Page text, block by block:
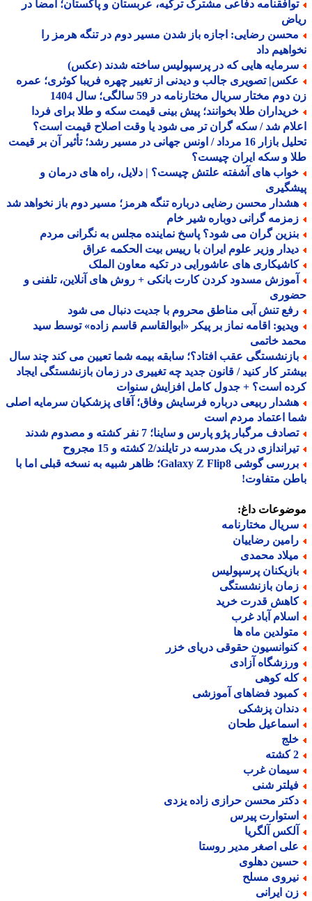
دفاعی مشترک ترکیه، عربستان و پاکستان؛ امضا در
رضایی: اجازه باز شدن مسیر دوم در تنگه هرمز را
داد
هایی که در پرسپولیس ساخته شدند (عکس)
تصویری جالب و دیدنی از تغییر چهره فریبا کوثری؛ عمره
مختار سریال مختارنامه در 59 سالگی؛ سال 1404
طلا بخوانند؛ پیش بینی قیمت سکه و طلا برای فردا
شد / سکه گران تر می شود یا وقت اصلاح قیمت است؟
تحلیل بازار 16 مرداد / اونس جهانی در مسیر رشد؛ تأثیر آن بر قیمت
و سکه ایران چیست؟
های آشفته علتش چیست؟ | دلایل، راه های درمان و
محسن رضایی درباره تنگه هرمز؛ مسیر دوم باز نخواهد شد
گرانی دوباره شیر خام
گران می شود؟ پاسخ نماینده مجلس به نگرانی مردم
وزیر علوم ایران با رییس بیت الحکمه عراق
های عاشورایی در تکیه معاون الملک
مسدود کردن کارت بانکی + روش های آنلاین، تلفنی و
تنش آبی مناطق محروم با جدیت دنبال می شود
اقامه نماز بر پیکر «ابوالقاسم قاسم زاده» توسط سید
خاتمی
عقب افتاد؟؛ سابقه بیمه شما تعیین می کند چند سال
کار کنید / قانون جدید چه تغییری در زمان بازنشستگی ایجاد
است؟ + جدول کامل افزایش سنوات
ربیعی درباره فرسایش وفاق؛ آقای پزشکیان سرمایه اصلی
اعتماد مردم است
مرگبار پژو پارس و ساینا؛ 7 نفر کشته و مصدوم شدند
در یک مدرسه در تایلند/2 کشته و 15 مجروح
بررسی گوشی Galaxy Z Flip8؛ ظاهر شبیه به نسخه قبلی اما با
متفاوت!
داغ:
مختارنامه
رضاییان
محمدی
پرسپولیس
بازنشستگی
قدرت خرید
آباد غرب
ماه ها
حقوقی دریای خزر
آزادی
کوهی
فضاهای آموزشی
پزشکی
طحان
غرب
شنی
محسن حرازی زاده یزدی
پیرس
آلگریا
اصغر مدیر روستا
دهلوی
مسلح
ایرانی